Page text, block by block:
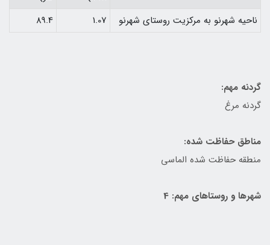
ناحيه شهرنو به مركزيت روستای شهرنو
1.07
89.4
گردنه مهم:
گردنه مرغ
مناطق حفاظت شده:
منطقه حفاظت شده الماسی
شهرها و روستاهای مهم: 4